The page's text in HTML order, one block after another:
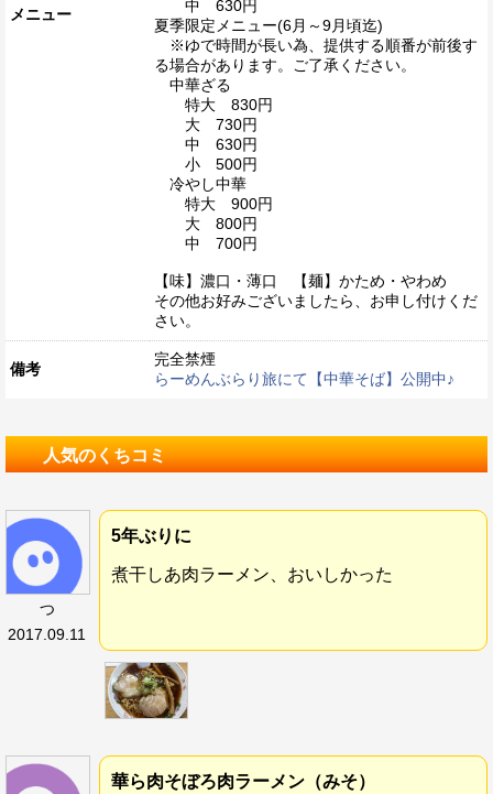
メニュー
中 630円
夏季限定メニュー(6月～9月頃迄)
※ゆで時間が長い為、提供する順番が前後す
る場合があります。ご了承ください。
中華ざる
特大 830円
大 730円
中 630円
小 500円
冷やし中華
特大 900円
大 800円
中 700円
【味】濃口・薄口 【麺】かため・やわめ
その他お好みございましたら、お申し付けくだ
さい。
備考
完全禁煙
らーめんぶらり旅にて【中華そば】公開中♪
人気のくちコミ
つ
2017.09.11
5年ぶりに
煮干しあ肉ラーメン、おいしかった
華ら肉そぼろ肉ラーメン（みそ）